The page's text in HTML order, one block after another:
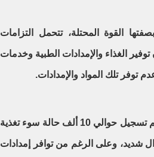
القوة المحتلة، تتحمل التزامات
الغذاء والإمدادات الطبية وخدمات
توفر تلك المواد والإمدادات.
وأضاف المكتب الأممي أنه منذ بداية العام، تم تسجيل حوالي 10 ألف حالة سوء تغذية
بما في ذلك 1600 حالة هزال شديد، وعلى الرغم من توافر إمدادات